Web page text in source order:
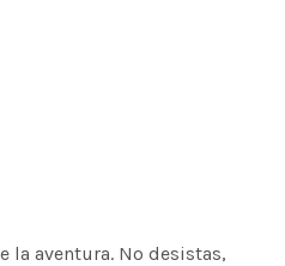
la aventura. No desistas,